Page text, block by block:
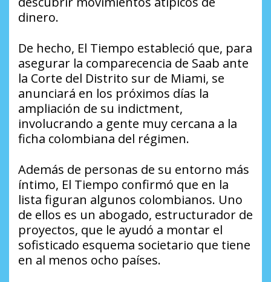
dinero.
De hecho, El Tiempo estableció que, para
asegurar la comparecencia de Saab ante
la Corte del Distrito sur de Miami, se
anunciará en los próximos días la
ampliación de su indictment,
involucrando a gente muy cercana a la
ficha colombiana del régimen.
Además de personas de su entorno más
íntimo, El Tiempo confirmó que en la
lista figuran algunos colombianos. Uno
de ellos es un abogado, estructurador de
proyectos, que le ayudó a montar el
sofisticado esquema societario que tiene
en al menos ocho países.